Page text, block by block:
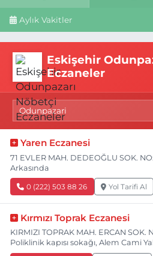
Aylık Vakitler
Eskişehir
Eczaneler
Yaren Eczanesi
71 EVLER MAH. DEDEOĞLU SOK.
Arkasında
0 (222) 503 88 26 Yol Tarifi Al
Kırmızı Toprak Eczanesi
KIRMIZI TOPRAK MAH. ERCAN
Poliklinik kapısı sokağı, Alem Cami